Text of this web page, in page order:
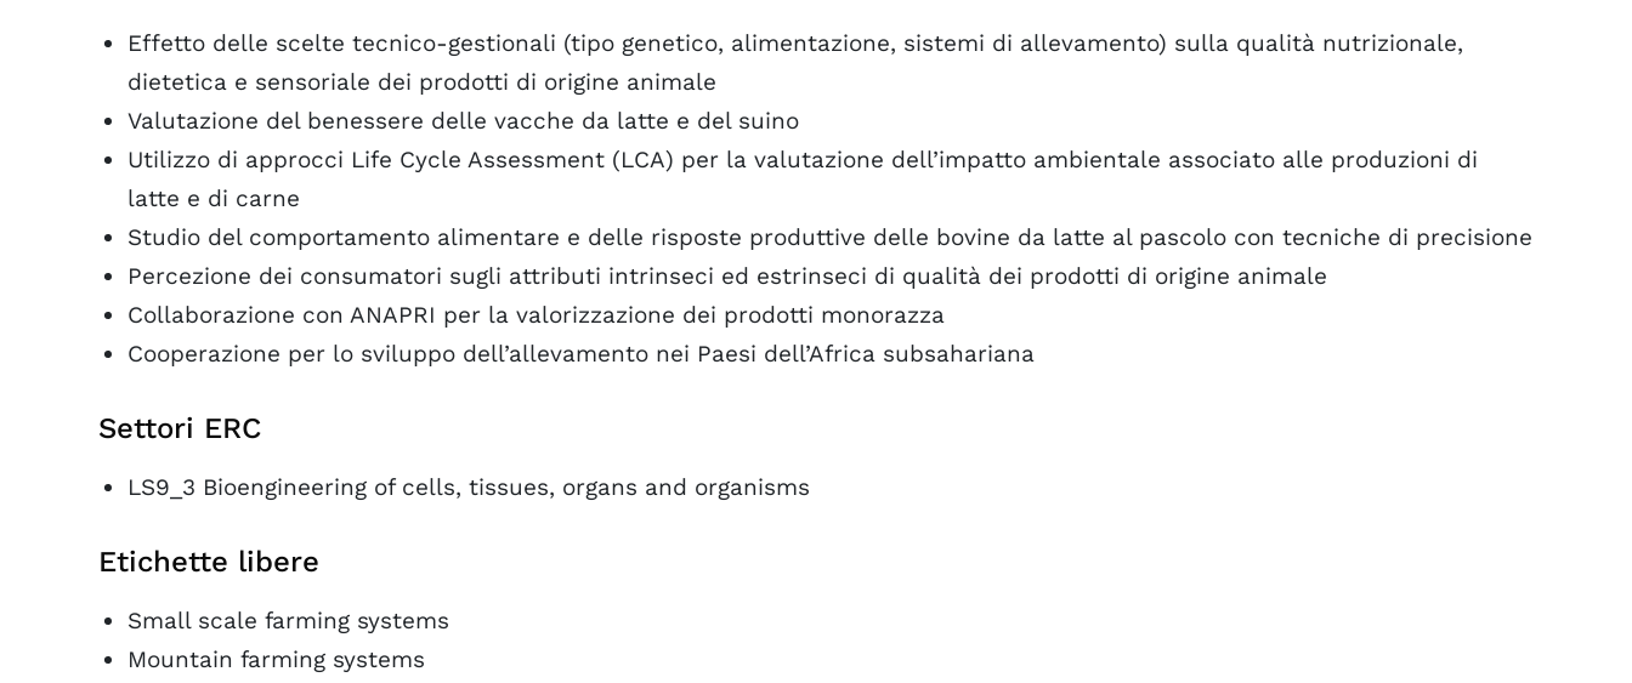
Effetto delle scelte tecnico-gestionali (tipo genetico, alimentazione, sistemi di allevamento) sulla qualità nutrizionale,
dietetica e sensoriale dei prodotti di origine animale
Valutazione del benessere delle vacche da latte e del suino
Utilizzo di approcci Life Cycle Assessment (LCA) per la valutazione dell’impatto ambientale associato alle produzioni di
latte e di carne
Studio del comportamento alimentare e delle risposte produttive delle bovine da latte al pascolo con tecniche di precisione
Percezione dei consumatori sugli attributi intrinseci ed estrinseci di qualità dei prodotti di origine animale
Collaborazione con ANAPRI per la valorizzazione dei prodotti monorazza
Cooperazione per lo sviluppo dell’allevamento nei Paesi dell’Africa subsahariana
Settori ERC
LS9_3 Bioengineering of cells, tissues, organs and organisms
Etichette libere
Small scale farming systems
Mountain farming systems